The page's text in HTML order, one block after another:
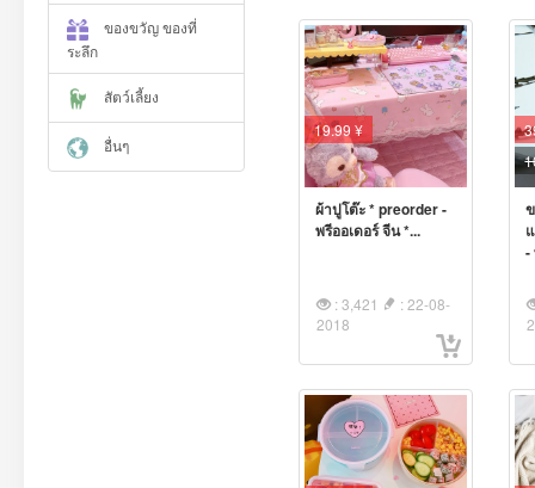
ของขวัญ ของที่
ระลึก
สัตว์เลี้ยง
อื่นๆ
19.99 ¥
ผ้าปูโต๊ะ * preorder -
พรีออเดอร์ จีน *...
: 3,421
: 22-08-
2018
-